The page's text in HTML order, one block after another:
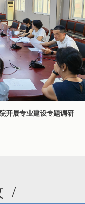
开展专业建设专题调研
/